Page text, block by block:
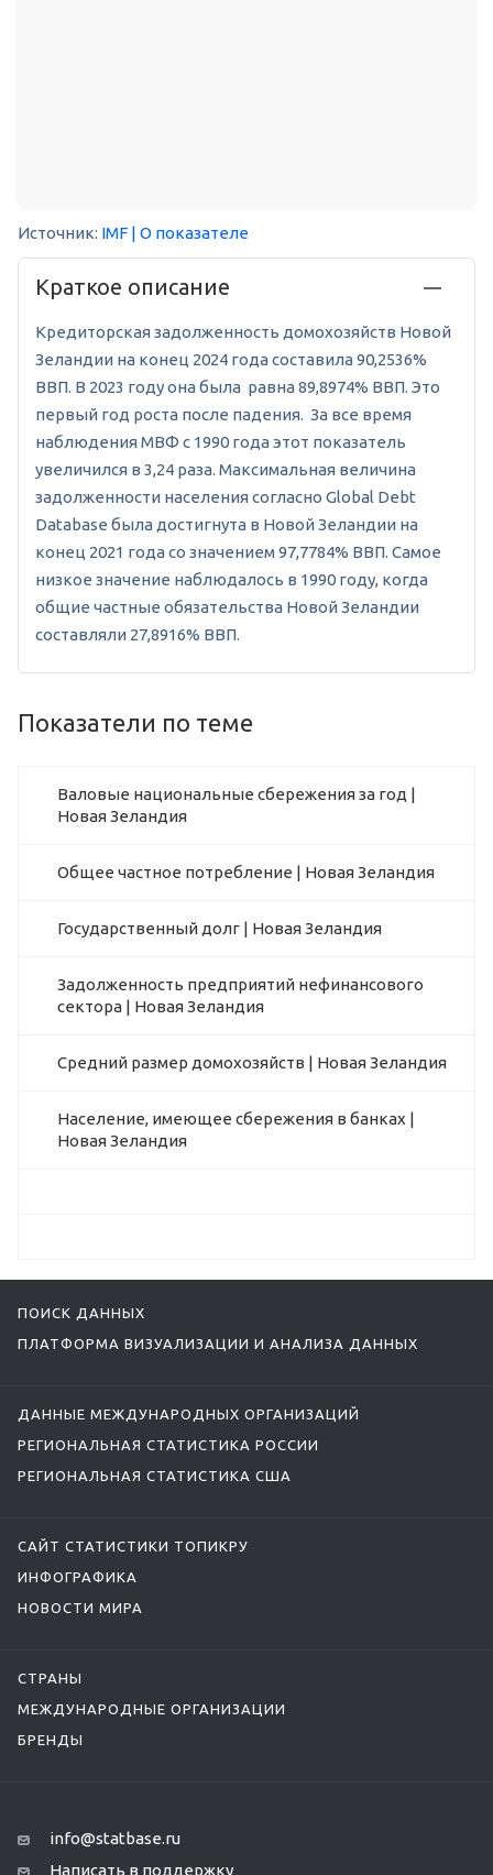
Источник: IMF | О показателе
Краткое описание
Кредиторская задолженность домохозяйств Новой
Зеландии на конец 2024 года составила 90,2536%
ВВП. В 2023 году она была равна 89,8974% ВВП. Это
первый год роста после падения. За все время
наблюдения МВФ с 1990 года этот показатель
увеличился в 3,24 раза. Максимальная величина
задолженности населения согласно Global Debt
Database была достигнута в Новой Зеландии на
конец 2021 года со значением 97,7784% ВВП. Самое
низкое значение наблюдалось в 1990 году, когда
общие частные обязательства Новой Зеландии
составляли 27,8916% ВВП.
Показатели по теме
Валовые национальные сбережения за год |
Новая Зеландия
Общее частное потребление | Новая Зеландия
Государственный долг | Новая Зеландия
Задолженность предприятий нефинансового
сектора | Новая Зеландия
Средний размер домохозяйств | Новая Зеландия
Население, имеющее сбережения в банках |
Новая Зеландия
ПОИСК ДАННЫХ
ПЛАТФОРМА ВИЗУАЛИЗАЦИИ И АНАЛИЗА ДАННЫХ
ДАННЫЕ МЕЖДУНАРОДНЫХ ОРГАНИЗАЦИЙ
РЕГИОНАЛЬНАЯ СТАТИСТИКА РОССИИ
РЕГИОНАЛЬНАЯ СТАТИСТИКА США
САЙТ СТАТИСТИКИ ТОПИКРУ
ИНФОГРАФИКА
НОВОСТИ МИРА
СТРАНЫ
МЕЖДУНАРОДНЫЕ ОРГАНИЗАЦИИ
БРЕНДЫ
info@statbase.ru
Написать в поддержку